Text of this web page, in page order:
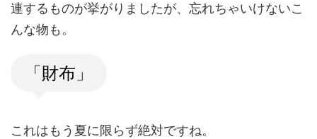
連するものが挙がりましたが、忘れちゃいけないこ
んな物も。
「財布」
これはもう夏に限らず絶対ですね。